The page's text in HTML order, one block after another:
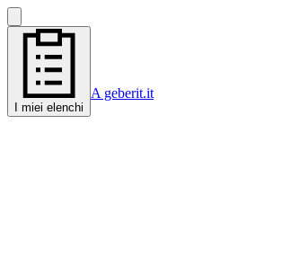
I miei elenchi
A geberit.it